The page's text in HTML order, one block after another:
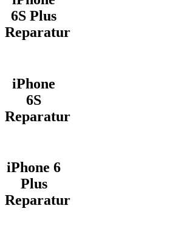
6S Plus
Reparatur
iPhone
6S
Reparatur
iPhone 6
Plus
Reparatur